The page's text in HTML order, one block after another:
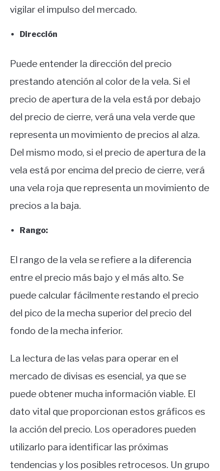
vigilar el impulso del mercado.
Dirección
Puede entender la dirección del precio
prestando atención al color de la vela. Si el
precio de apertura de la vela está por debajo
del precio de cierre, verá una vela verde que
representa un movimiento de precios al alza.
Del mismo modo, si el precio de apertura de la
vela está por encima del precio de cierre, verá
una vela roja que representa un movimiento de
precios a la baja.
Rango:
El rango de la vela se refiere a la diferencia
entre el precio más bajo y el más alto. Se
puede calcular fácilmente restando el precio
del pico de la mecha superior del precio del
fondo de la mecha inferior.
La lectura de las velas para operar en el
mercado de divisas es esencial, ya que se
puede obtener mucha información viable. El
dato vital que proporcionan estos gráficos es
la acción del precio. Los operadores pueden
utilizarlo para identificar las próximas
tendencias y los posibles retrocesos. Un grupo